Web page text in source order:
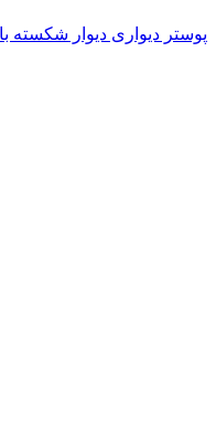
پوستر دیواری دیوار شکسته